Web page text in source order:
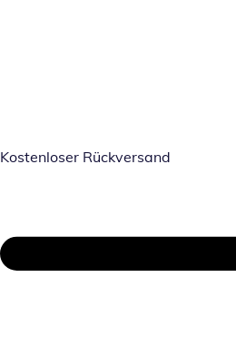
Kostenloser Rückversand